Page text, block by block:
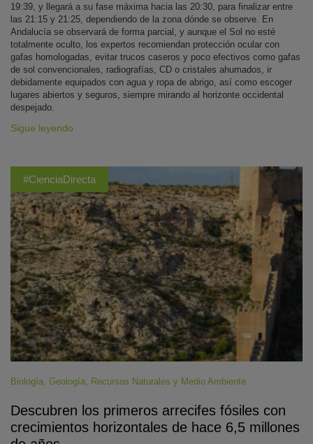
19:39, y llegará a su fase máxima hacia las 20:30, para finalizar entre
las 21:15 y 21:25, dependiendo de la zona dónde se observe. En
Andalucía se observará de forma parcial, y aunque el Sol no esté
totalmente oculto, los expertos recomiendan protección ocular con
gafas homologadas, evitar trucos caseros y poco efectivos como gafas
de sol convencionales, radiografías, CD o cristales ahumados, ir
debidamente equipados con agua y ropa de abrigo, así como escoger
lugares abiertos y seguros, siempre mirando al horizonte occidental
despejado.
Sigue leyendo
#CienciaDirecta
Biología Geología Recursos Naturales y Medio Ambiente
Descubren los primeros arrecifes fósiles con
crecimientos horizontales de hace 6,5 millones